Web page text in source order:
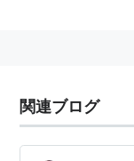
関連ブログ